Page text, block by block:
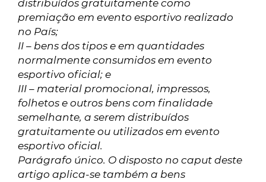
distribuídos gratuitamente como
premiação em evento esportivo realizado
no País;
II – bens dos tipos e em quantidades
normalmente consumidos em evento
esportivo oficial; e
III – material promocional, impressos,
folhetos e outros bens com finalidade
semelhante, a serem distribuídos
gratuitamente ou utilizados em evento
esportivo oficial.
Parágrafo único. O disposto no caput deste
artigo aplica-se também a bens